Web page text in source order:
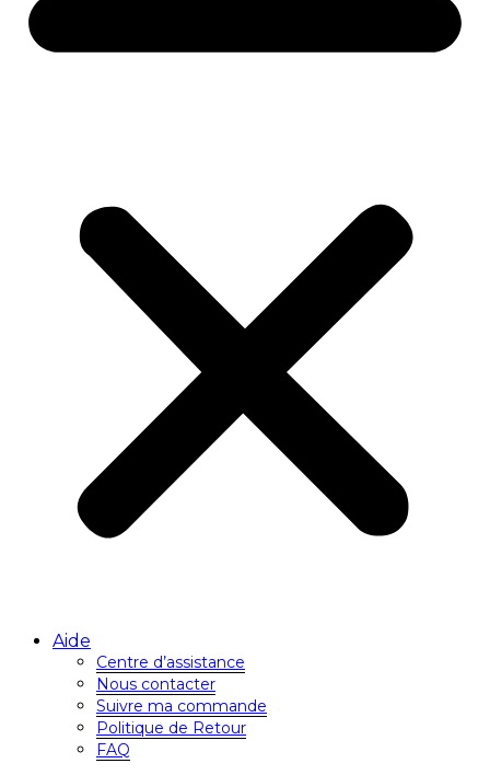
Aide
Centre d’assistance
Nous contacter
Suivre ma commande
Politique de Retour
FAQ